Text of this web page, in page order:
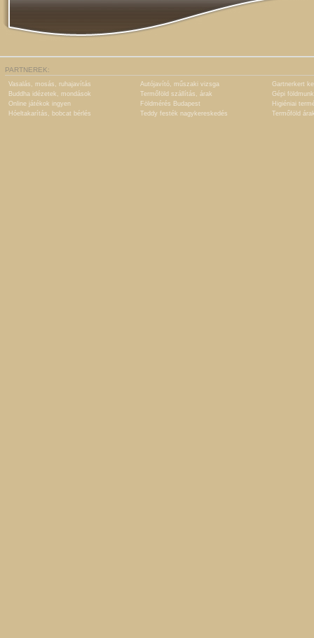
PARTNEREK:
Vasalás, mosás, ruhajavítás Autójavító, műszaki vizsga
Gartnerkert
Buddha idézetek, mondások
Termőföld szállítás, árak
Gépi
Online játékok ingyen
Földmérés Budapest
Higiéniai
Hóeltakarítás, bobcat bérlés
Teddy festék nagykereskedés Termőföld